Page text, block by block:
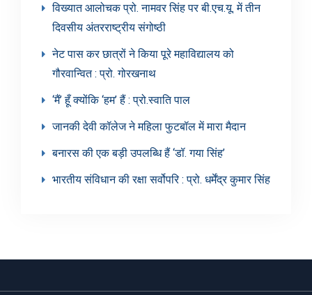
विख्यात आलोचक प्रो. नामवर सिंह पर बी.एच.यू. में तीन
दिवसीय अंतरराष्ट्रीय संगोष्ठी
नेट पास कर छात्रों ने किया पूरे महाविद्यालय को
गौरवान्वित : प्रो. गोरखनाथ
‘मैं’ हूँ क्योंकि ‘हम’ हैं : प्रो.स्वाति पाल
जानकी देवी कॉलेज ने महिला फुटबॉल में मारा मैदान
बनारस की एक बड़ी उपलब्धि हैं ‘डॉ. गया सिंह’
भारतीय संविधान की रक्षा सर्वोपरि : प्रो. धर्मेंद्र कुमार सिंह